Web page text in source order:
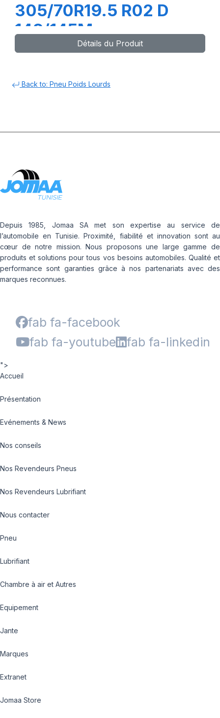
305/70R19.5 R02 D
148/145M
Détails du Produit
Back to: Pneu Poids Lourds
Depuis 1985, Jomaa SA met son expertise au service de
l’automobile en Tunisie. Proximité, fiabilité et innovation sont au
cœur de notre mission. Nous proposons une large gamme de
produits et solutions pour tous vos besoins automobiles. Qualité et
performance sont garanties grâce à nos partenariats avec des
marques reconnues.
fab fa-facebook
fab fa-youtube
fab fa-linkedin
">
Accueil
Présentation
Evénements & News
Nos conseils
Nos Revendeurs Pneus
Nos Revendeurs Lubrifiant
Nous contacter
Pneu
Lubrifiant
Chambre à air et Autres
Equipement
Jante
Marques
Extranet
Jomaa Store